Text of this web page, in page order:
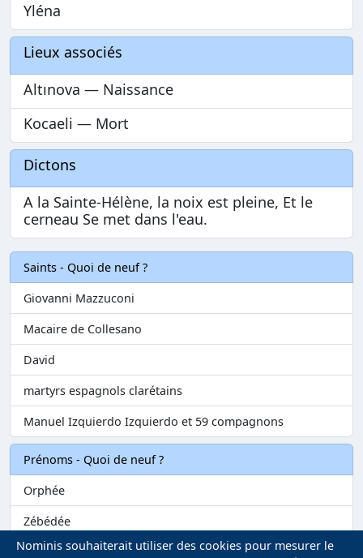
Yléna
Lieux associés
Altınova — Naissance
Kocaeli — Mort
Dictons
A la Sainte-Hélène, la noix est pleine, Et le
cerneau Se met dans l'eau.
Saints - Quoi de neuf ?
Giovanni Mazzuconi
Macaire de Collesano
David
martyrs espagnols clarétains
Manuel Izquierdo Izquierdo et 59 compagnons
Prénoms - Quoi de neuf ?
Orphée
Zébédée
Melvil
Nominis souhaiterait utiliser des cookies pour mesurer le